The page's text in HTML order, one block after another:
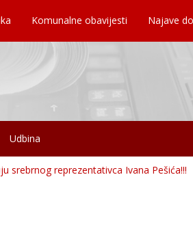
Komunalne obavijesti Najave
Udbina
srebrnog reprezentativca Ivana Pešića!!!